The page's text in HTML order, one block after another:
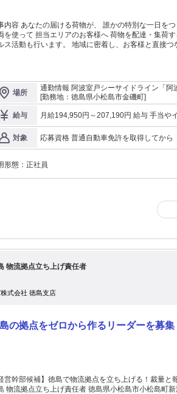
容 あなたの届ける荷物が、 誰かの特別な一日をつくる。 クロネコ
を使って 担当エリアのお客様へ 荷物を配達・集荷
ス活動も行います。 地域に密着し、お客様と直接つ
約2カ月間の座学と 実技研修カリキュラムを受け、 「
バーデビュー 免許取得後、トラック運転がスタート
ら 配達や集荷を行います。 ●08:00出勤 管理者と朝礼・点呼を行い、 体
当日の業務内容を確認 当日配達する荷物を車両に
ート 配送アプリを参考に、 効率的なルートでエリ
●12:00お昼休み ●13:30中間点呼・ミーティング 午
面の確認を実施 ●14:00配送・集荷・商談 引き続き
●18:30荷卸し 営業所に戻り、 お預かりした荷物を
ぎ ●18:50点呼 管理者に報告を行い、 1日の業務が終
場所
通勤情報 阿波室戸シーサイドライン「阿
[勤務地：徳島県小松島市金磯町]
給与
月給194,950円～207,190円 給与 手当やインセンテ
月収36万円／年収456万円 入社５年目 月収39万円／年収566万円 30
円／年収406万円 入社５年目 月収35万円／年収516万円 ※試用期間あり 試用期間
条件 通勤手当 1ヶ月分の定期代相当額 ※社内規定による 昇給・昇格 半期に１回の昇給、 １年間に１回昇格のチ
対象
応募資格 普通自動車免許を取得してから １年以上経過して
形態： 正社員
物流拠点立ち上げ責任者
式会社 徳島支店
の拠点をゼロから作るリーダーを募集
営幹部候補】徳島で物流拠点を立ち上げる！裁量と
物流拠点立ち上げ責任者 徳島県小松島市小松島町新港１９